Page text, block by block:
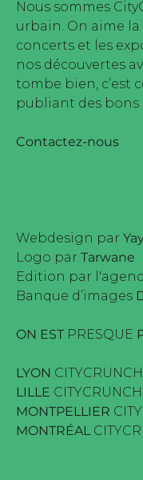
Nous sommes
urbain. On aime
concerts et les
nos découvertes
tombe bien, c’est
publiant des bons
Contactez-nous
Webdesign par
Logo par Tarwane
Edition par
Banque d’images
ON EST PRESQUE
LYON CITYCRUNCH
LILLE CITYCRUNCH
MONTPELLIER
MONTRÉAL